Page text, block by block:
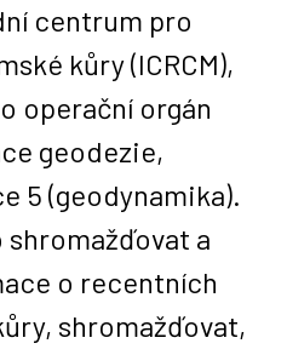
centrum pro
kůry (ICRCM),
operační orgán
geodezie,
5 (geodynamika).
a
o recentních
shromažďovat,